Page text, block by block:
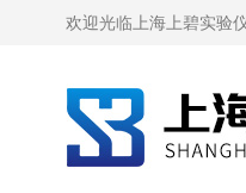
欢迎光临上海上碧实验